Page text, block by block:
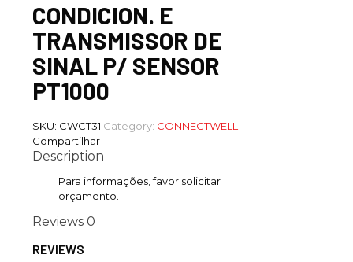
CONDICION. E
TRANSMISSOR DE
SINAL P/ SENSOR
PT1000
SKU: CWCT31 Category: CONNECTWELL
Compartilhar
Description
Para informações, favor solicitar
orçamento.
Reviews 0
REVIEWS